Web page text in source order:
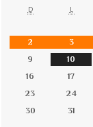
D L
2
3
9
10
16
17
23
24
30
31